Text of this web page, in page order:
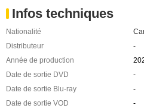
Infos techniques
Nationalité
Distributeur
-
Année de production
Date de sortie DVD
-
Date de sortie Blu-ray
-
Date de sortie VOD
-